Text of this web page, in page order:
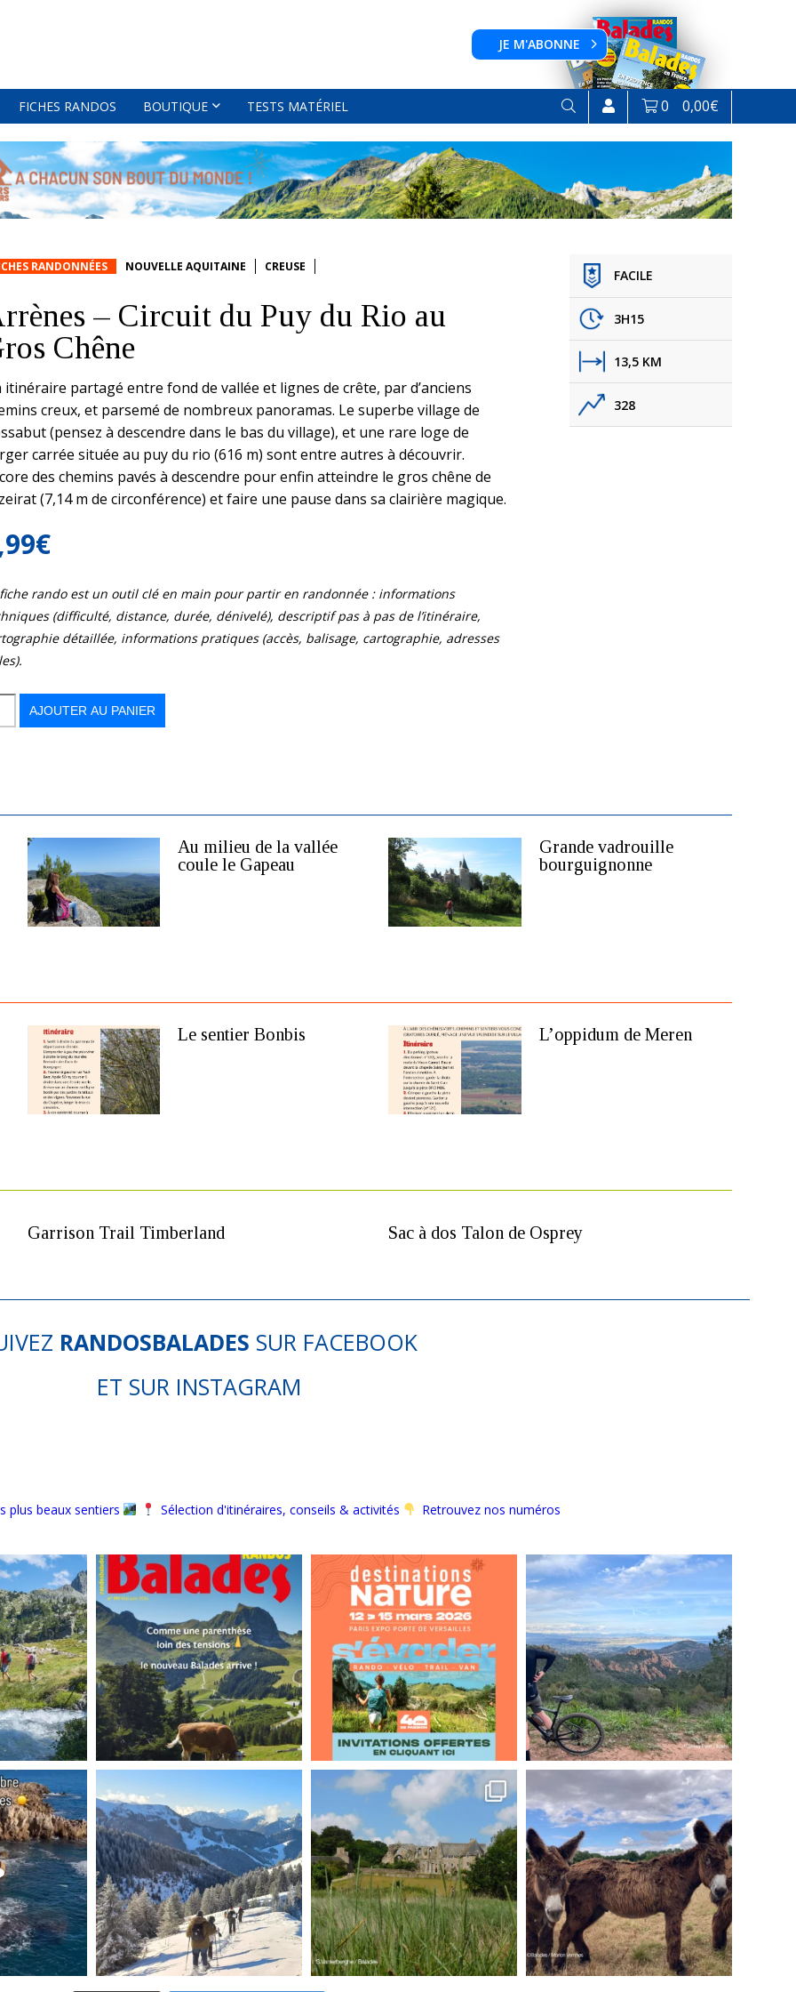
JE M'ABONNE
FICHES RANDOS BOUTIQUE TESTS MATÉRIEL 0 0,00€
RANDONNÉES NOUVELLE AQUITAINE CREUSE
– Circuit du Puy du Rio au
Chêne
itinéraire partagé entre fond de vallée et lignes de crête, par d’anciens
creux, et parsemé de nombreux panoramas. Le superbe village de
(pensez à descendre dans le bas du village), et une rare loge de
carrée située au puy du rio (616 m) sont entre autres à découvrir.
des chemins pavés à descendre pour enfin atteindre le gros chêne de
(7,14 m de circonférence) et faire une pause dans sa clairière magique.
€
rando est un outil clé en main pour partir en randonnée : informations
(difficulté, distance, durée, dénivelé), descriptif pas à pas de l’itinéraire,
détaillée, informations pratiques (accès, balisage, cartographie, adresses
AJOUTER AU PANIER
FACILE
3H15
13,5 KM
328
Au milieu de la vallée
coule le Gapeau
Grande vadrouille
bourguignonne
Le sentier Bonbis L’oppidum de Meren
Garrison Trail Timberland Sac à dos Talon de Osprey
RANDOSBALADES SUR FACEBOOK
ET SUR INSTAGRAM
plus beaux sentiers Sélection d'itinéraires, conseils & activités Retrouvez nos numéros